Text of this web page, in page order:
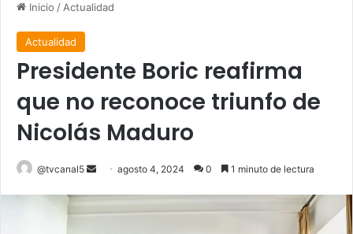
Inicio / Actualidad
Actualidad
Presidente Boric reafirma
que no reconoce triunfo de
Nicolás Maduro
@tvcanal5
Sendagosto 4, 2024 0 1 minuto de lectura